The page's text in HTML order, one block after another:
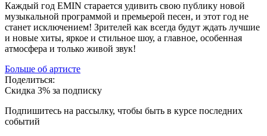
Каждый год EMIN старается удивить свою публику новой
музыкальной программой и премьерой песен, и этот год не
станет исключением! Зрителей как всегда будут ждать лучшие
и новые хиты, яркое и стильное шоу, а главное, особенная
атмосфера и только живой звук!
Больше об артисте
Поделиться:
Скидка 3% за подписку
Подпишитесь на рассылку, чтобы быть в курсе последних
событий